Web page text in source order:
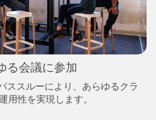
る会議に参加
ススルーにより、あらゆるクラ
用性を実現します。